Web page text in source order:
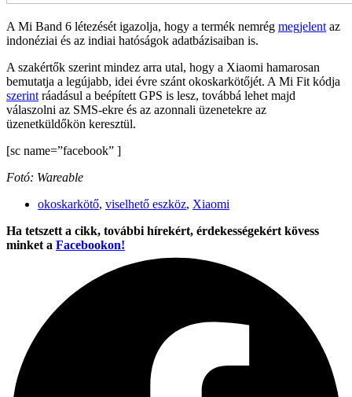
A Mi Band 6 létezését igazolja, hogy a termék nemrég megjelentaz
indonéziai és az indiai hatóságok adatbázisaiban is.
A szakértők szerint mindez arra utal, hogy a Xiaomi hamarosan
bemutatja a legújabb, idei évre szánt okoskarkötőjét. A Mi Fit kódja
szerintráadásul a beépített GPS is lesz, továbbá lehet majd
válaszolni az SMS-ekre és az azonnali üzenetekre az
üzenetküldőkön keresztül.
[sc name=”facebook” ]
Fotó: Wareable
okoskarkötő, viselhető eszköz, Xiaomi
Ha tetszett a cikk, további hírekért, érdekességekért kövess
minket a Facebookon!